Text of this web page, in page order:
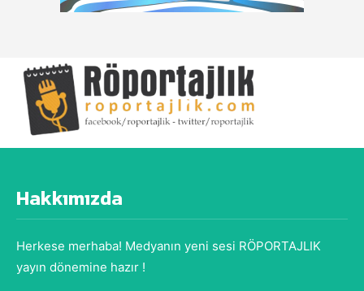
Hakkımızda
Herkese merhaba! Medyanın yeni sesi RÖPORTAJLIK
yayın dönemine hazır !